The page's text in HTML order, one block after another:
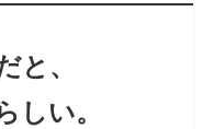
と、
しい。